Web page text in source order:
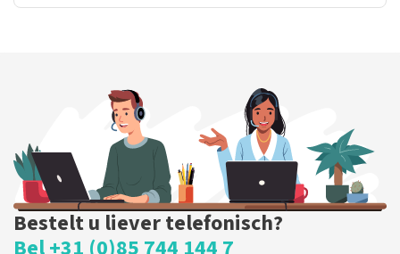
Bestelt u liever telefonisch?